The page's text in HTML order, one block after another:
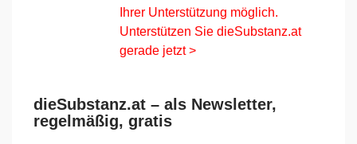
Ihrer Unterstützung möglich.
Unterstützen Sie dieSubstanz.at
gerade jetzt >
dieSubstanz.at – als Newsletter,
regelmäßig, gratis